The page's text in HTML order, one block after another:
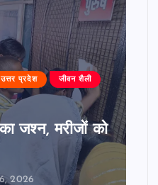
उत्तर प्रदेश जीवन शैली
जश्न, मरीजों को
2026